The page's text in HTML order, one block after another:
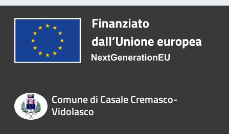
Comune di Casale Cremasco-
Vidolasco